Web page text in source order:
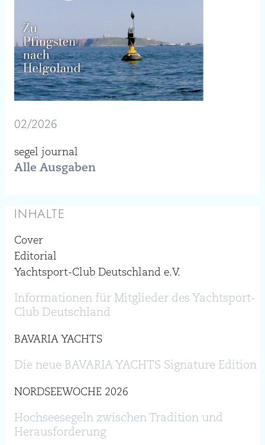
02/2026
segel journal
Alle Ausgaben
INHALTE
Cover
Editorial
Yachtsport-Club Deutschland e.V.
Informationen für Mitglieder des Yachtsport-
Club Deutschland
BAVARIA YACHTS
Die neue BAVARIA YACHTS Signature Edition
NORDSEEWOCHE 2026
Hochseesegeln zwischen Tradition und
Herausforderung